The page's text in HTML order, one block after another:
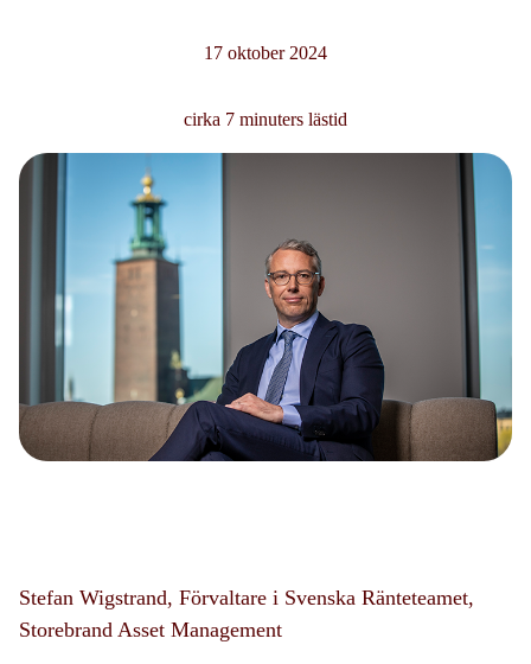
17 oktober 2024
cirka 7 minuters lästid
Stefan Wigstrand, Förvaltare i Svenska Ränteteamet,
Storebrand Asset Management